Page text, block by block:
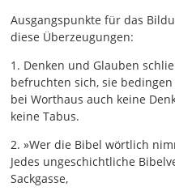
Ausgangspunkte für das
diese Überzeugungen:
1. Denken und Glauben
befruchten sich, sie
bei Worthaus auch keine
keine Tabus.
2. »Wer die Bibel wörtlich
Jedes ungeschichtliche
Sackgasse,